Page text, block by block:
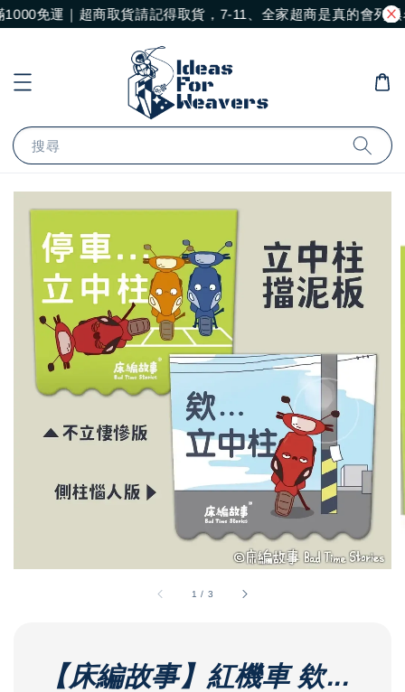
免運｜超商取貨請記得取貨，7-11、全家超商是真的會列黑
搜尋
1 / 3
【床編故事】紅機車 欸...